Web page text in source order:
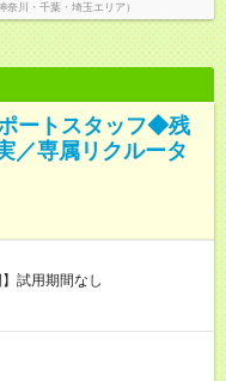
川・千葉・埼玉エリア）
ートスタッフ◆残
／専属リクルータ
【試用期間】試用期間なし